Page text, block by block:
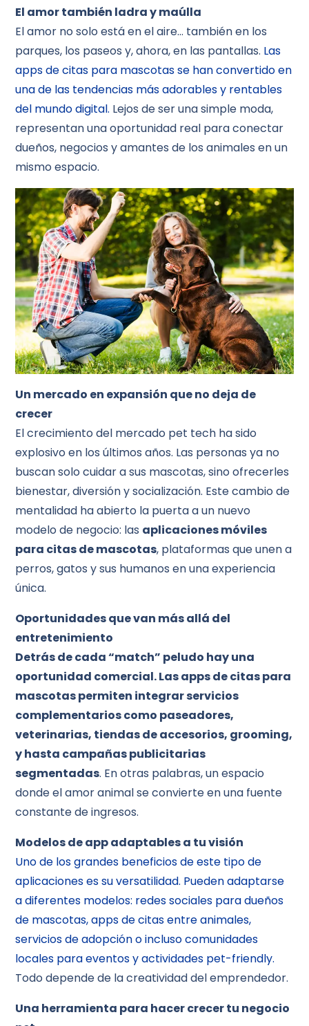
El amor también ladra y maúlla
El amor no solo está en el aire… también en los
parques, los paseos y, ahora, en las pantallas. Las
apps de citas para mascotas se han convertido en
una de las tendencias más adorables y rentables
del mundo digital. Lejos de ser una simple moda,
representan una oportunidad real para conectar
dueños, negocios y amantes de los animales en un
mismo espacio.
Un mercado en expansión que no deja de
crecer
El crecimiento del mercado pet tech ha sido
explosivo en los últimos años. Las personas ya no
buscan solo cuidar a sus mascotas, sino ofrecerles
bienestar, diversión y socialización. Este cambio de
mentalidad ha abierto la puerta a un nuevo
modelo de negocio: las aplicaciones móviles
para citas de mascotas, plataformas que unen a
perros, gatos y sus humanos en una experiencia
única.
Oportunidades que van más allá del
entretenimiento
Detrás de cada “match” peludo hay una
oportunidad comercial. Las apps de citas para
mascotas permiten integrar servicios
complementarios como paseadores,
veterinarias, tiendas de accesorios, grooming,
y hasta campañas publicitarias
segmentadas. En otras palabras, un espacio
donde el amor animal se convierte en una fuente
constante de ingresos.
Modelos de app adaptables a tu visión
Uno de los grandes beneficios de este tipo de
aplicaciones es su versatilidad. Pueden adaptarse
a diferentes modelos: redes sociales para dueños
de mascotas, apps de citas entre animales,
servicios de adopción o incluso comunidades
locales para eventos y actividades pet-friendly.
Todo depende de la creatividad del emprendedor.
Una herramienta para hacer crecer tu negocio